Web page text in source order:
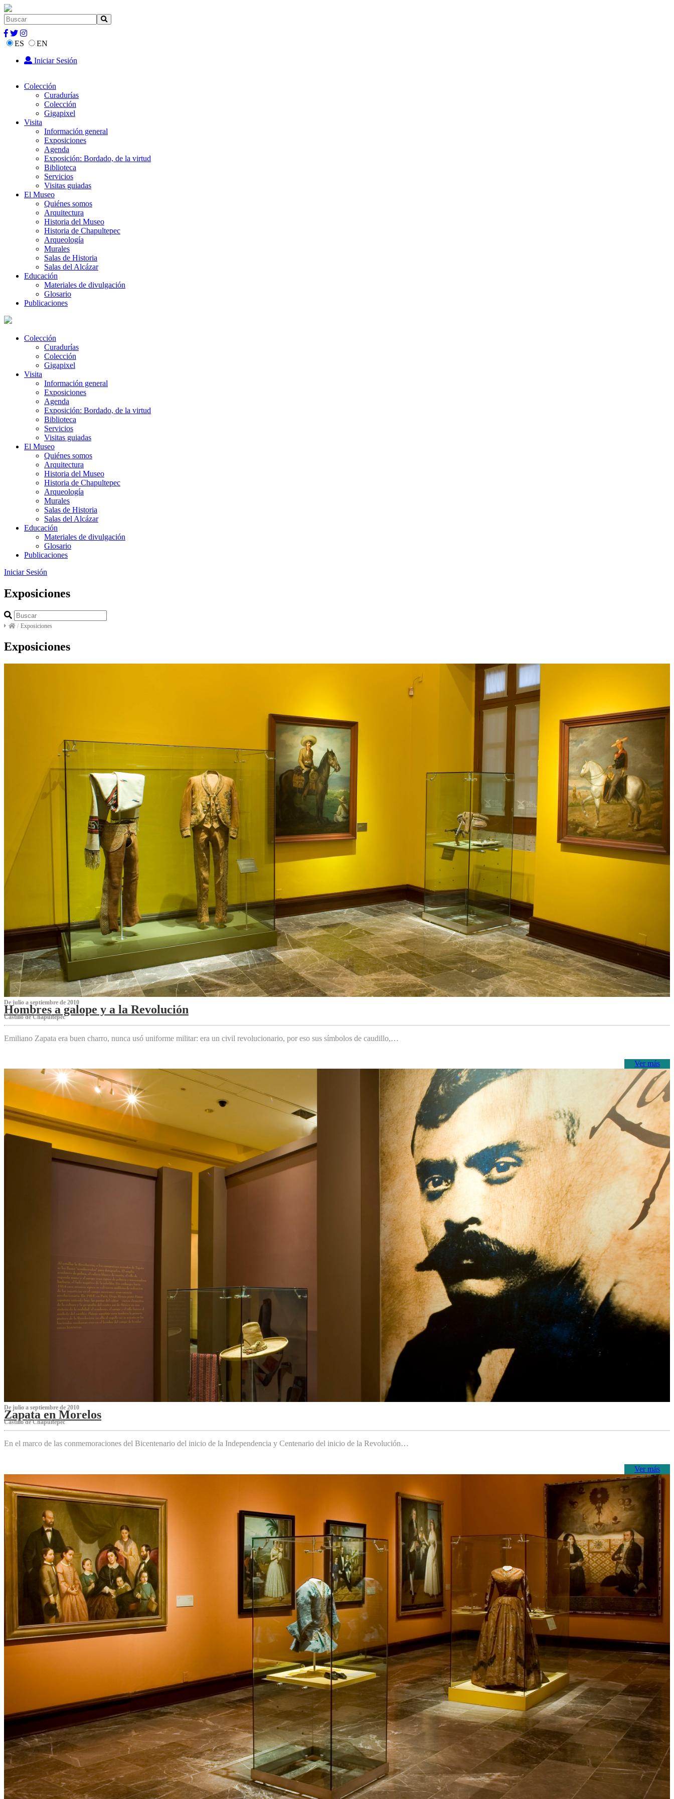
ES
EN
Iniciar Sesión
Colección
Curadurías
Colección
Gigapixel
Visita
Información general
Exposiciones
Agenda
Exposición: Bordado, de la virtud
Biblioteca
Servicios
Visitas guiadas
El Museo
Quiénes somos
Arquitectura
Historia del Museo
Historia de Chapultepec
Arqueología
Murales
Salas de Historia
Salas del Alcázar
Educación
Materiales de divulgación
Glosario
Publicaciones
Colección
Curadurías
Colección
Gigapixel
Visita
Información general
Exposiciones
Agenda
Exposición: Bordado, de la virtud
Biblioteca
Servicios
Visitas guiadas
El Museo
Quiénes somos
Arquitectura
Historia del Museo
Historia de Chapultepec
Arqueología
Murales
Salas de Historia
Salas del Alcázar
Educación
Materiales de divulgación
Glosario
Publicaciones
Iniciar Sesión
Exposiciones
/ Exposiciones
Exposiciones
De julio a septiembre de 2010
Hombres a galope y a la Revolución
Castillo de Chapultepec
Emiliano Zapata era buen charro, nunca usó uniforme militar: era un civil revolucionario, por eso sus símbolos de caudillo,…
Ver más
De julio a septiembre de 2010
Zapata en Morelos
Castillo de Chapultepec
En el marco de las conmemoraciones del Bicentenario del inicio de la Independencia y Centenario del inicio de la Revolución…
Ver más